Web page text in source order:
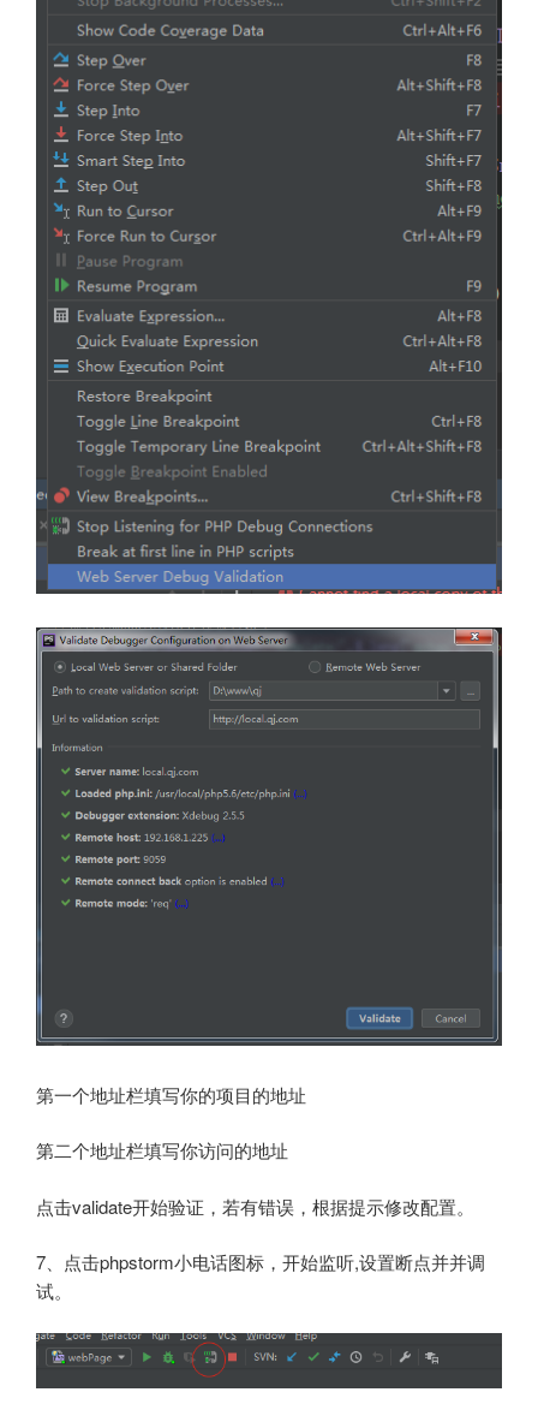
第一个地址栏填写你的项目的地址
第二个地址栏填写你访问的地址
点击validate开始验证，若有错误，根据提示修改配置。
7、点击phpstorm小电话图标，开始监听,设置断点并并调
试。